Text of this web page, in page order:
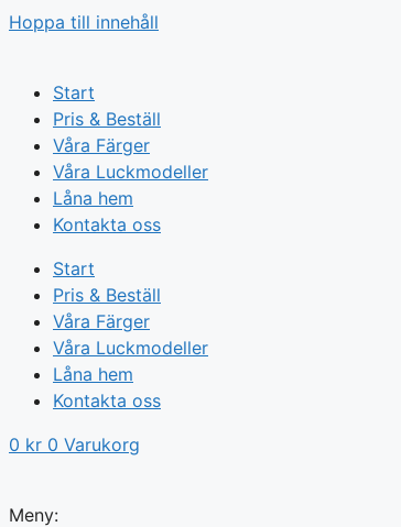
Hoppa till innehåll
Start
Pris & Beställ
Våra Färger
Våra Luckmodeller
Låna hem
Kontakta oss
Start
Pris & Beställ
Våra Färger
Våra Luckmodeller
Låna hem
Kontakta oss
0 kr 0 Varukorg
Meny: